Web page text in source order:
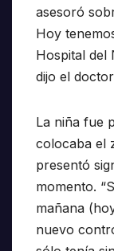
asesoró
Hoy
Hospital del
dijo el
La niña fue
colocaba el
presentó
momento.
mañana
nuevo